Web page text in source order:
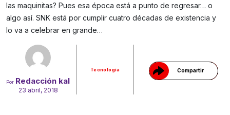
Por Redacción kal
23 abril, 2018
Tecnología Compartir
Gracias!
las maquinitas? Pues esa época está a punto de regresar… o
algo así. SNK está por cumplir cuatro décadas de existencia y
lo va a celebrar en grande…